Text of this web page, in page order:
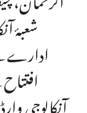
شعبۂ
ادارے
آنکالوجی